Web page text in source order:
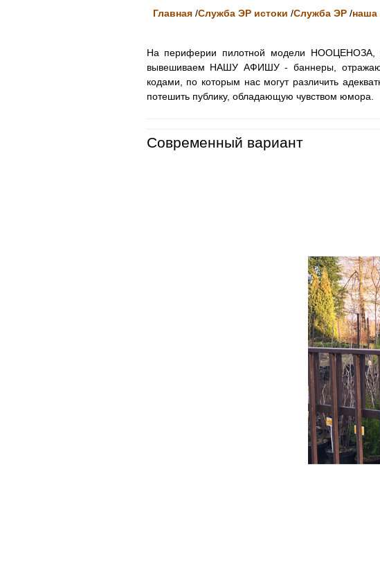
Главная /Служба ЭР истоки /Служба ЭР /
На периферии пилотной модели НООЦЕНОЗА,
вывешиваем НАШУ АФИШУ - баннеры,
кодами, по которым нас могут различить
потешить публику, обладающую чувством юмора.
Современный вариант